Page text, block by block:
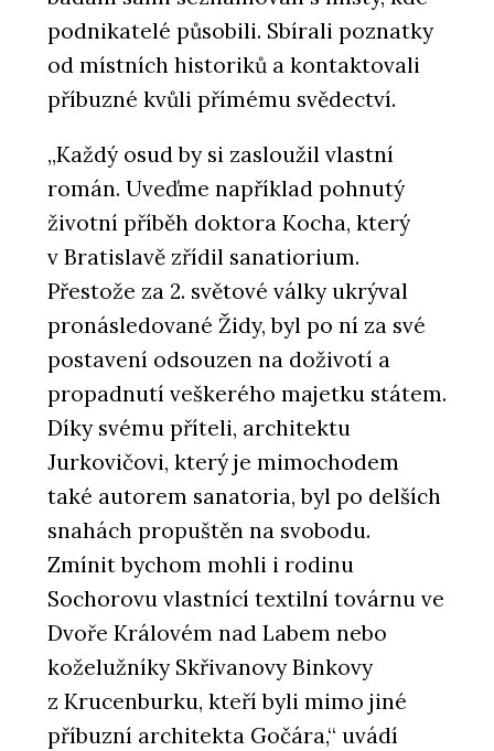
podnikatelé působili. Sbírali poznatky
od místních historiků a kontaktovali
příbuzné kvůli přímému svědectví.
„Každý osud by si zasloužil vlastní
román. Uveďme například pohnutý
životní příběh doktora Kocha, který
v Bratislavě zřídil sanatiorium.
Přestože za 2. světové války ukrýval
pronásledované Židy, byl po ní za své
postavení odsouzen na doživotí a
propadnutí veškerého majetku státem.
Díky svému příteli, architektu
Jurkovičovi, který je mimochodem
také autorem sanatoria, byl po delších
snahách propuštěn na svobodu.
Zmínit bychom mohli i rodinu
Sochorovu vlastnící textilní továrnu ve
Dvoře Královém nad Labem nebo
koželužníky Skřivanovy Binkovy
z Krucenburku, kteří byli mimo jiné
příbuzní architekta Gočára,“ uvádí